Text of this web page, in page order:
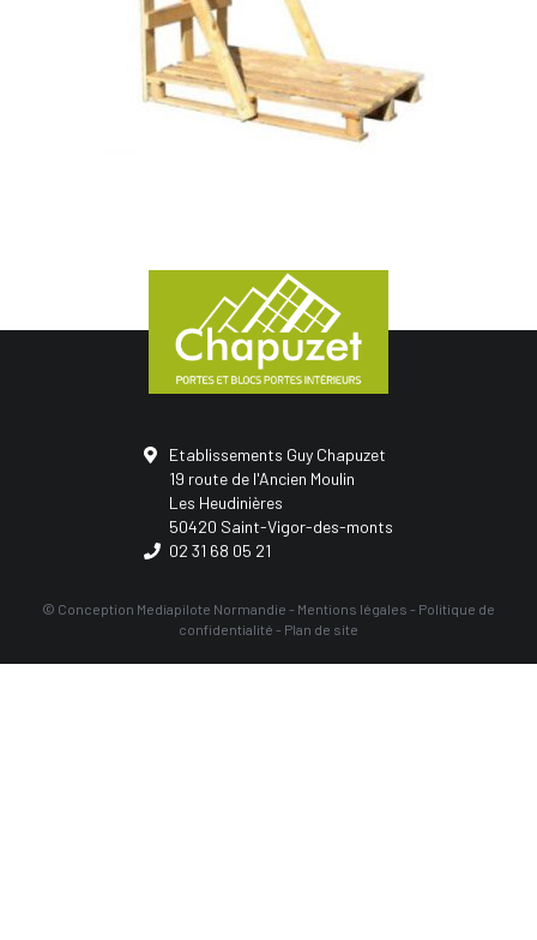
Etablissements Guy Chapuzet
19 route de l'Ancien Moulin
Les Heudinières
50420 Saint-Vigor-des-monts
02 31 68 05 21
© Conception Mediapilote Normandie - Mentions légales - Politique de
confidentialité - Plan de site